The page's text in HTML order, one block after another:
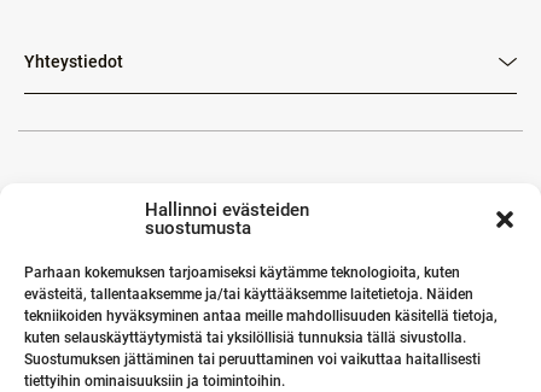
Hallinnoi evästeiden
suostumusta
Parhaan kokemuksen tarjoamiseksi käytämme teknologioita, kuten
evästeitä, tallentaaksemme ja/tai käyttääksemme laitetietoja. Näiden
tekniikoiden hyväksyminen antaa meille mahdollisuuden käsitellä tietoja,
kuten selauskäyttäytymistä tai yksilöllisiä tunnuksia tällä sivustolla.
Suostumuksen jättäminen tai peruuttaminen voi vaikuttaa haitallisesti
tiettyihin ominaisuuksiin ja toimintoihin.
Yhteystiedot